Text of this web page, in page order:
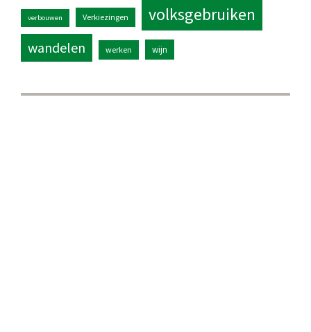
verbouwen Verkiezingen volksgebruiken
wandelen werken wijn